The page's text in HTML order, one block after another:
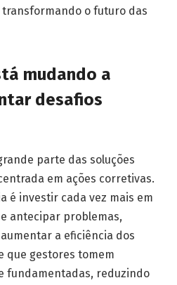
o futuro das
mudando a
desafios
parte das soluções
em ações corretivas.
é investir cada vez mais em
antecipar problemas,
a eficiência dos
que gestores tomem
fundamentadas, reduzindo